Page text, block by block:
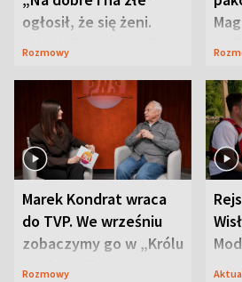
ogłosił, że się żeni.
Zdradził, co zmienił
Rozmowy
Marek Kondrat wraca
do TVP. We wrześniu
zobaczymy go w „Królu
Maciusiu I”
Rozmowy